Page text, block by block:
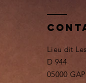
Lieu dit
D 944
05000 GAP